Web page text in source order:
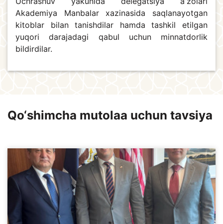
Akademiya Manbalar xazinasida saqlanayotgan
kitoblar bilan tanishdilar hamda tashkil etilgan
yuqori darajadagi qabul uchun minnatdorlik
bildirdilar.
Qo‘shimcha mutolaa uchun tavsiya